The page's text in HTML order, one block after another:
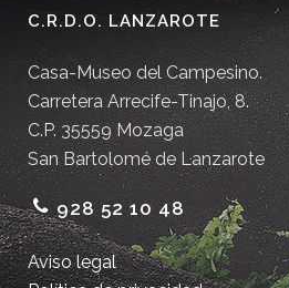
C.R.D.O. LANZAROTE
Casa-Museo del Campesino.
Carretera Arrecife-Tinajo, 8.
C.P. 35559 Mozaga
San Bartolomé de Lanzarote
928 52 10 48
Aviso legal